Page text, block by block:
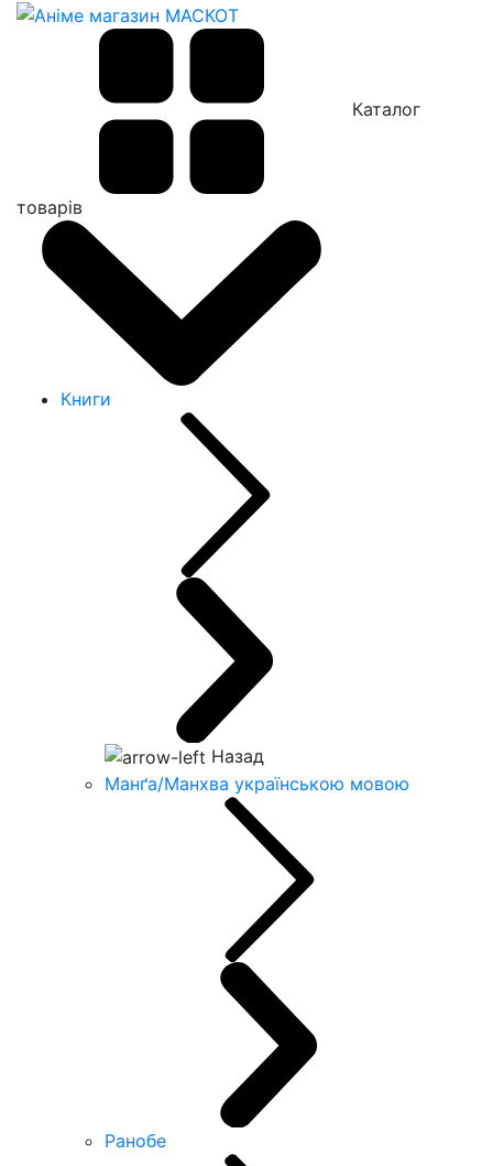
Каталог
товарів
Книги
Назад
Манґа/Манхва українською мовою
Ранобе